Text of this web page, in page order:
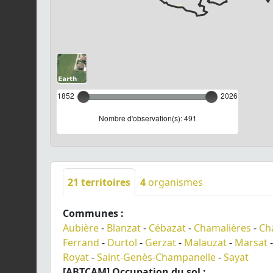
1852 2026
Nombre d'observation(s): 491
21 territoires 4 organismes
Communes :
Aubière- Blanzat- Cébazat- Chamalières -
Ferrand - Durtol - Gerzat- Malauzat- Marsat
Royat-Saint-Genès-Champanelle-Sayat